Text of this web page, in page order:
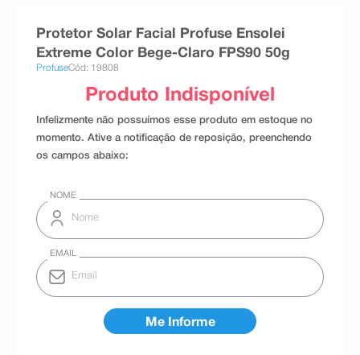
Protetor Solar Facial Profuse Ensolei
Extreme Color Bege-Claro FPS90 50g
ProfuseCód: 19808
esmalte
10º absorvente